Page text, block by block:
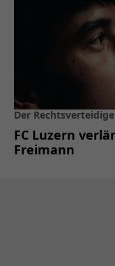
Der
FC Luzern
Freimann